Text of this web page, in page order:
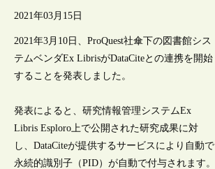
2021年03月15日
2021年3月10日、ProQuest社傘下の図書館シス
テムベンダEx LibrisがDataCiteとの連携を開始
することを発表しました。
発表によると、研究情報管理システムEx
Libris Esploro上で公開された研究成果に対
し、DataCiteが提供するサービスにより自動で
永続的識別子（PID）が自動で付与されます。